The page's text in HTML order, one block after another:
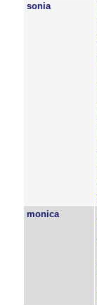
sonia
monica